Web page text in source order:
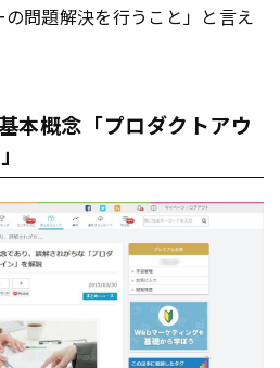
問題解決を行うこと」と言え
本概念「プロダクトアウ